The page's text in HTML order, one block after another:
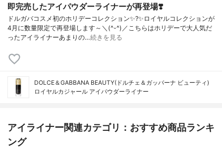
即完売したアイパウダーライナーが再登場❣️
ドルガバコスメ初のホリデーコレクション✨?✨ロイヤルコレクションが
4月に数量限定で再登場します～＼(^-^)／こちらはホリデーで大人気だ
ったアイライナーあまりの…続きを見る
DOLCE＆GABBANA BEAUTY(ドルチェ＆ガッバーナ ビューティ)
ロイヤルカジャール アイパウダーライナー
アイライナー関連カテゴリ：おすすめ商品ランキ
ング